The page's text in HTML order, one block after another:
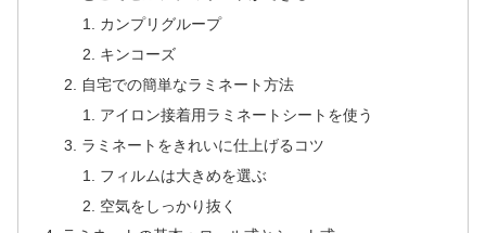
カンプリグループ
キンコーズ
自宅での簡単なラミネート方法
アイロン接着用ラミネートシートを使う
ラミネートをきれいに仕上げるコツ
フィルムは大きめを選ぶ
空気をしっかり抜く